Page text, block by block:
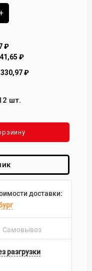
₽
₽
330,97₽
шт.
доставки:
Самовывоз
разгрузки